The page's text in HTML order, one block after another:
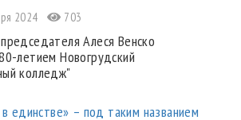
2024 703
Алеся Венско
летием Новогрудский
колледж"